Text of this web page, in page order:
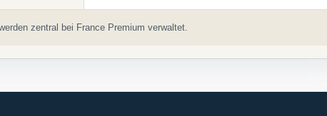
zentral bei France Premium verwaltet.